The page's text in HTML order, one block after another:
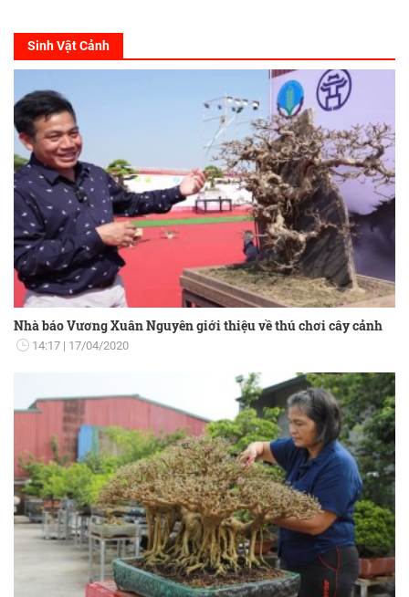
Sinh Vật Cảnh
Nhà báo Vương Xuân Nguyên giới thiệu về thú chơi cây cảnh
14:17 17/04/2020